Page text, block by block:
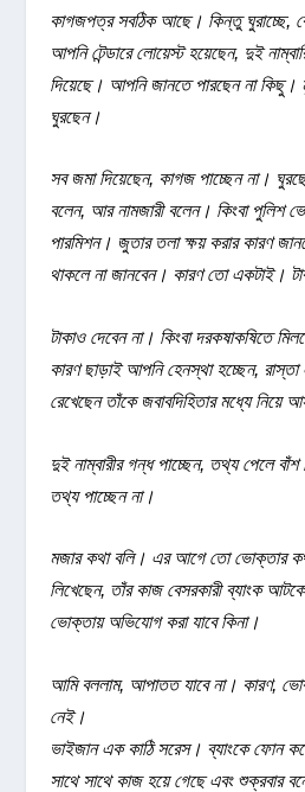
কাগজপত্র সবঠিক আছে। কিন্তু ঘুরাচ্ছে,
আপনি টেন্ডারে লোয়েস্ট হয়েছেন, দুই
দিয়েছে। আপনি জানতে পারছেন না কিছু।
ঘুরছেন।
সব জমা দিয়েছেন, কাগজ পাচ্ছেন না।
বলেন, আর নামজারী বলেন। কিংবা পুলিশ
পারমিশন। জুতার তলা ক্ষয় করার কারণ
থাকলে না জানবেন। কারণ তো একটাই।
টাকাও দেবেন না। কিংবা দরকষাকষিতে
কারণ ছাড়াই আপনি হেনস্থা হচ্ছেন,
রেখেছেন তাঁকে জবাবদিহিতার মধ্যে নিয়ে
দুই নাম্বারীর গন্ধ পাচ্ছেন, তথ্য পেলে
তথ্য পাচ্ছেন না।
মজার কথা বলি। এর আগে তো ভোক্তার
লিখেছেন, তাঁর কাজ বেসরকারী ব্যাংক
ভোক্তায় অভিযোগ করা যাবে কিনা।
আমি বললাম, আপাতত যাবে না। কারণ,
নেই।
ভাইজান এক কাঠি সরেস। ব্যাংকে ফোন
সাথে সাথে কাজ হয়ে গেছে এবং শুক্রবার